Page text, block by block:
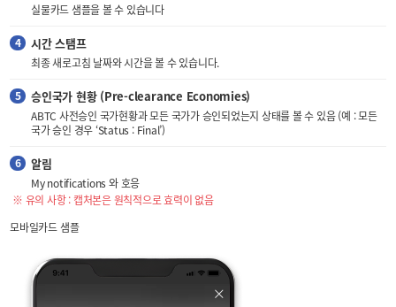
실물카드 샘플을 볼 수 있습니다
시간 스탬프
최종 새로고침 날짜와 시간을 볼 수 있습니다.
승인국가 현황 (Pre-clearance Economies)
ABTC 사전승인 국가현황과 모든 국가가 승인되었는지 상태를 볼 수 있음 (예 : 모든
국가 승인 경우 ‘Status : Final’)
알림
My notifications 와 호응
※ 유의 사항 : 캡처본은 원칙적으로 효력이 없음
모바일카드 샘플